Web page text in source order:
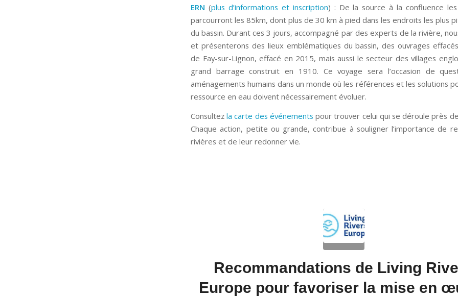
ERN (plus d’informations et inscription) : De la source à la confluence
parcourront les 85km, dont plus de 30 km à pied dans les endroits les plus
du bassin. Durant ces 3 jours, accompagné par des experts de la rivière,
et présenterons des lieux emblématiques du bassin, des ouvrages
de Fay-sur-Lignon, effacé en 2015, mais aussi le secteur des villages
grand barrage construit en 1910. Ce voyage sera l’occasion de
aménagements humains dans un monde où les références et les solutions
ressource en eau doivent nécessairement évoluer.
Consultezla carte des événements pour trouver celui qui se déroule près
Chaque action, petite ou grande, contribue à souligner l’importance de
rivières et de leur redonner vie.
Recommandations de Living
Europe pour favoriser la mise en